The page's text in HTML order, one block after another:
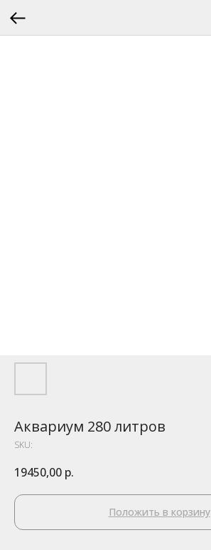
Аквариум 280 литров
SKU:
19450,00 р.
Положить в корзину